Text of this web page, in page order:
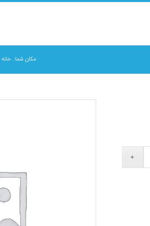
مکان شما: خانه